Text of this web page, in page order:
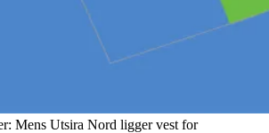
Mens Utsira Nord ligger vest for